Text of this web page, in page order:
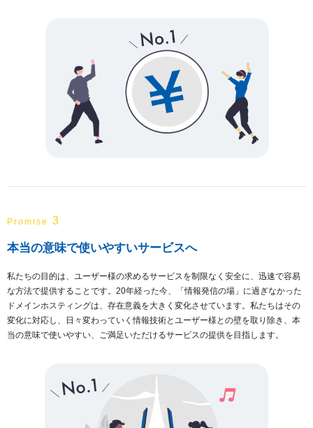
Promise 3
本当の意味で使いやすいサービスへ
私たちの目的は、ユーザー様の求めるサービスを制限なく安全に、迅速で容易
な方法で提供することです。20年経った今、「情報発信の場」に過ぎなかった
ドメインホスティングは、存在意義を大きく変化させています。私たちはその
変化に対応し、日々変わっていく情報技術とユーザー様との壁を取り除き、本
当の意味で使いやすい、ご満足いただけるサービスの提供を目指します。